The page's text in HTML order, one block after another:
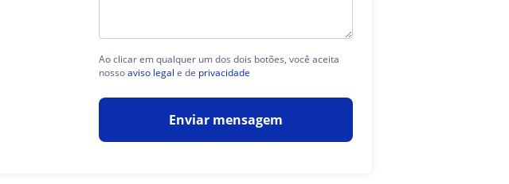
Ao clicar em qualquer um dos dois botões, você aceita
nossoaviso legal e de privacidade
Enviar mensagem